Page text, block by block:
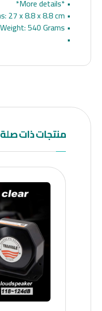
• *More details*
• Dimensions: 27 x 8.8 x 8.8 cm.
• Weight: 540 Grams
•
منتجات ذات صلة